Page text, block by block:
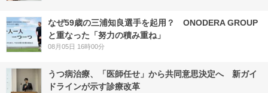
なぜ59歳の三浦知良選手を起用？ ONODERA GROUP
と重なった「努力の積み重ね」
08月05日 16時00分
うつ病治療、「医師任せ」から共同意思決定へ 新ガイ
ドラインが示す診療改革